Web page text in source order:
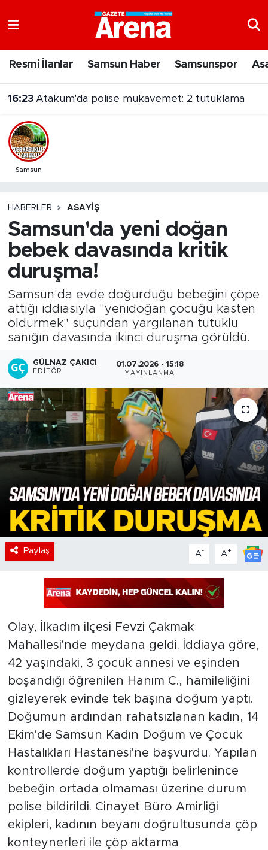
Resmi İlanlar Samsun Haber Samsunspor
16:23 Atakum'da polise mukavemet: 2 tutuklama
Samsun
HABERLER ASAYIŞ
Samsun'da yeni doğan
bebek davasında kritik
duruşma!
Samsun'da evde doğurduğu bebeğini çöpe
attığı iddiasıyla "yenidoğan çocuğu kasten
öldürmek" suçundan yargılanan tutuklu
sanığın davasında ikinci duruşma görüldü.
GÜLNAZ ÇAKICI
EDITÖR
01.07.2026 - 15:18
YAYINLANMA
Paylaş A- A+
Olay, İlkadım ilçesi Fevzi Çakmak
Mahallesi'nde meydana geldi. İddiaya göre,
42 yaşındaki, 3 çocuk annesi ve eşinden
boşandığı öğrenilen Hanım C., hamileliğini
gizleyerek evinde tek başına doğum yaptı.
Doğumun ardından rahatsızlanan kadın, 14
Ekim'de Samsun Kadın Doğum ve Çocuk
Hastalıkları Hastanesi'ne başvurdu. Yapılan
kontrollerde doğum yaptığı belirlenince
bebeğin ortada olmaması üzerine durum
polise bildirildi. Cinayet Büro Amirliği
ekipleri, kadının beyanı doğrultusunda çöp
konteynerleri ile çöp aktarma
Samsun Namaz Vakitleri
Trafik Durumu
Süper Lig Puan Durumu ve Fikstür
Son Dakika Haberleri
Haber Arşivi